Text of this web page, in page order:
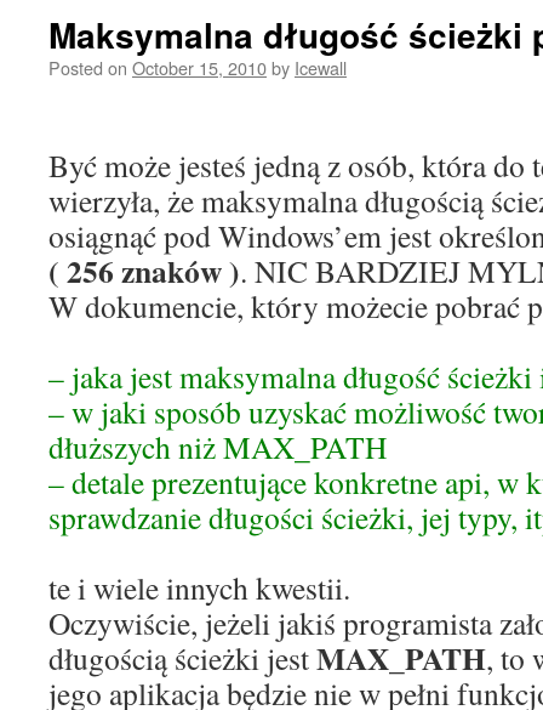
Maksymalna długość ścieżki
Posted on October 15, 2010by Icewall
Być może jesteś jedną z osób, która do
wierzyła, że maksymalna długością
osiągnąć pod Windows’em jest
( 256 znaków ). NIC BARDZIEJ
W dokumencie, który możecie pobrać
– jaka jest maksymalna długość
– w jaki sposób uzyskać możliwość
dłuższych niż MAX_PATH
– detale prezentujące konkretne api, w
sprawdzanie długości ścieżki, jej typy,
te i wiele innych kwestii.
Oczywiście, jeżeli jakiś programista
długością ścieżki jestMAX_PATH, to
jego aplikacja będzie nie w pełni